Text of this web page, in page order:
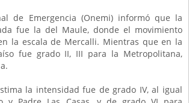
de Emergencia (Onemi) informó que la
fue la del Maule, donde el movimiento
la escala de Mercalli. Mientras que en la
fue grado II, III para la Metropolitana,
la intensidad fue de grado IV, al igual